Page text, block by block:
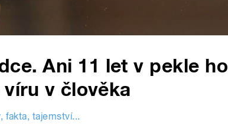
Ani 11 let v pekle ho
v člověka
fakta, tajemství...